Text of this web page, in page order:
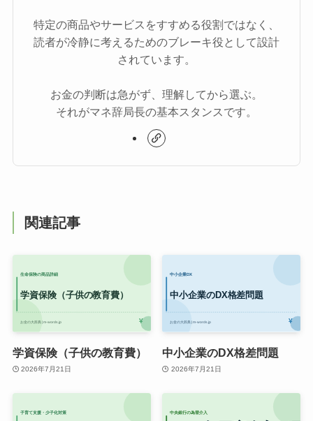
特定の商品やサービスをすすめる役割ではなく、
読者が冷静に考えるためのブレーキ役として設計
されています。
お金の判断は急がず、理解してから選ぶ。
それがマネ辞局長の基本スタンスです。
関連記事
学資保険（子供の教育費）
2026年7月21日
中小企業のDX格差問題
2026年7月21日